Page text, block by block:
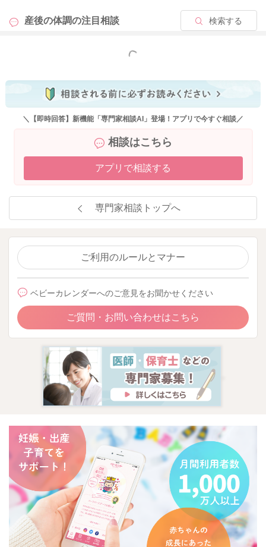
産後の体調の注目相談 検索する
もっと見る
＼【即時回答】新機能「専門家相談AI」登場！アプリで今すぐ相談／
相談はこちら
アプリで相談する
専門家相談トップへ
ご利用のルールとマナー
ベビーカレンダーへのご意見をお聞かせください
ご質問・お問い合わせはこちら